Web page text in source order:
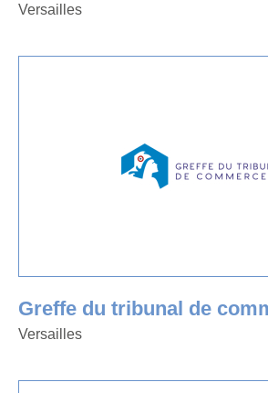
Versailles
Greffe du tribunal de
Versailles